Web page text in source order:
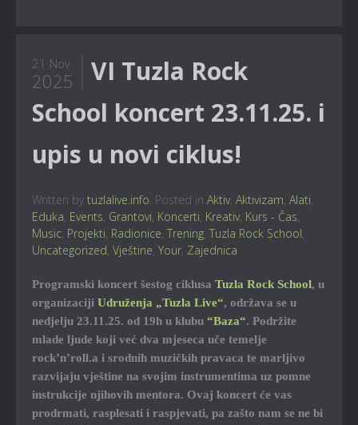
21 Nov
2025
VI Tuzla Rock
School koncert 23.11.25. i
upis u novi ciklus!
Written by tuzlalive.info. Posted in Aktiv, Aktivizam, Alati,
Eduka, Events, Grantovi, Koncerti, Kreativ, Kurs - Čas,
Music, Projekti, Radionice, Trening, Tuzla Rock School,
Uncategorized, Vještine, Your, Zajednica
Programski koncert šestog ciklusa Tuzla Rock School, u
organizaciji Udruženja „Tuzla Live“, održava se u
nedjelju 23.11.25. od 19h u klubu “Baza“. Podržite
mlade ljude koji već dva mjeseca uče temelje
rock’n’roll.a i srodnih muzičkih pravaca te marljivo
razvijaju vještine na svojim instrumentima uz pomne
instrukcije njihovih mentora. Ovaj koncert će vas
prodrmati, rasplesati i raspjevati, pa zašto nam se ne bi